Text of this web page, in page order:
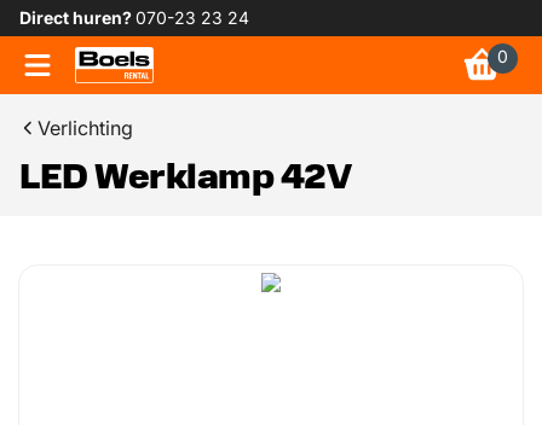
Direct huren?070-23 23 24
0
Verlichting
LED Werklamp 42V